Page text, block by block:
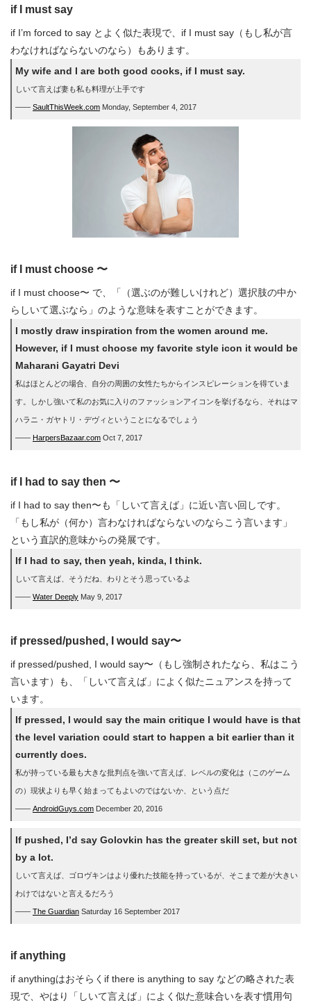
if I must say
if I’m forced to say とよく似た表現で、if I must say（もし私が言
わなければならないのなら）もあります。
My wife and I are both good cooks, if I must say.
しいて言えば妻も私も料理が上手です
―― SaultThisWeek.com Monday, September 4, 2017
if I must choose 〜
if I must choose〜 で、「（選ぶのが難しいけれど）選択肢の中か
らしいて選ぶなら」のような意味を表すことができます。
I mostly draw inspiration from the women around me.
However, if I must choose my favorite style icon it would be
Maharani Gayatri Devi
私はほとんどの場合、自分の周囲の女性たちからインスピレーションを得ていま
す。しかし強いて私のお気に入りのファッションアイコンを挙げるなら、それはマ
ハラニ・ガヤトリ・デヴィということになるでしょう
―― HarpersBazaar.com Oct 7, 2017
if I had to say then 〜
if I had to say then〜も「しいて言えば」に近い言い回しです。
「もし私が（何か）言わなければならないのならこう言います」
という直訳的意味からの発展です。
If I had to say, then yeah, kinda, I think.
しいて言えば、そうだね、わりとそう思っているよ
―― Water Deeply May 9, 2017
if pressed/pushed, I would say〜
if pressed/pushed, I would say〜（もし強制されたなら、私はこう
言います）も、「しいて言えば」によく似たニュアンスを持って
います。
If pressed, I would say the main critique I would have is that
the level variation could start to happen a bit earlier than it
currently does.
私が持っている最も大きな批判点を強いて言えば、レベルの変化は（このゲーム
の）現状よりも早く始まってもよいのではないか、という点だ
―― AndroidGuys.com December 20, 2016
If pushed, I’d say Golovkin has the greater skill set, but not
by a lot.
しいて言えば、ゴロヴキンはより優れた技能を持っているが、そこまで差が大きい
わけではないと言えるだろう
―― The Guardian Saturday 16 September 2017
if anything
if anythingはおそらくif there is anything to say などの略された表
現で、やはり「しいて言えば」によく似た意味合いを表す慣用句